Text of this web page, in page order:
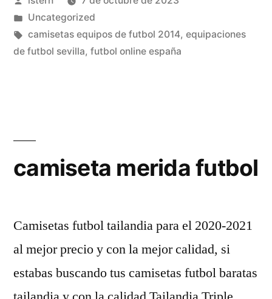
futbol
en
barcelona»
por
Publicado
en
Uncategorized
Etiquetas:
camisetas equipos de futbol 2014, equipaciones
de futbol sevilla, futbol online españa
camiseta merida futbol
Camisetas futbol tailandia para el 2020-2021
al mejor precio y con la mejor calidad, si
estabas buscando tus camisetas futbol baratas